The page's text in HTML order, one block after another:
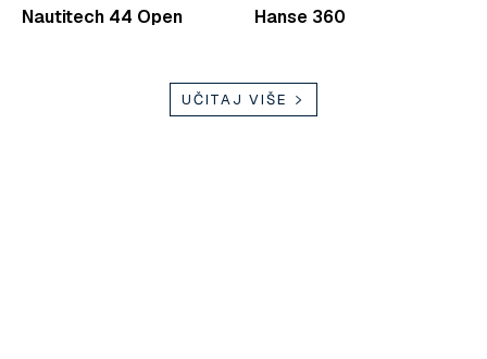
Nautitech 44 Open Hanse 360
UČITAJ VIŠE